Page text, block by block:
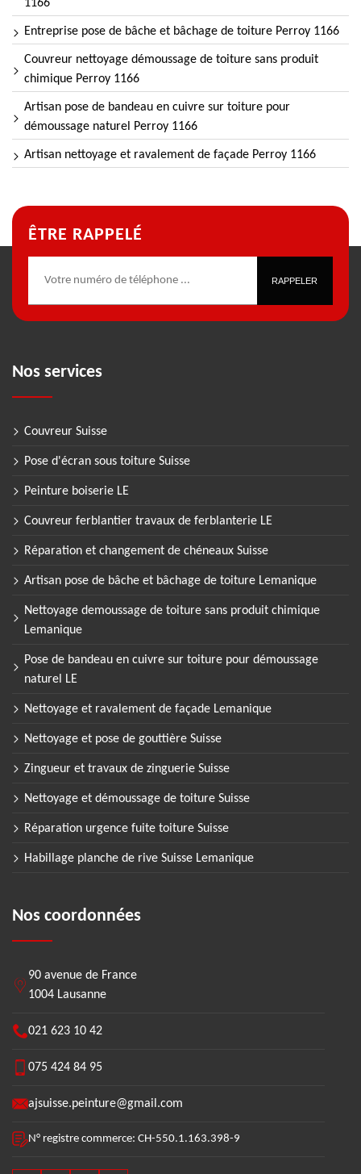
1166
Entreprise pose de bâche et bâchage de toiture Perroy 1166
Couvreur nettoyage démoussage de toiture sans produit
chimique Perroy 1166
Artisan pose de bandeau en cuivre sur toiture pour
démoussage naturel Perroy 1166
Artisan nettoyage et ravalement de façade Perroy 1166
ÊTRE RAPPELÉ
Nos services
Couvreur Suisse
Pose d'écran sous toiture Suisse
Peinture boiserie LE
Couvreur ferblantier travaux de ferblanterie LE
Réparation et changement de chéneaux Suisse
Artisan pose de bâche et bâchage de toiture Lemanique
Nettoyage demoussage de toiture sans produit chimique
Lemanique
Pose de bandeau en cuivre sur toiture pour démoussage
naturel LE
Nettoyage et ravalement de façade Lemanique
Nettoyage et pose de gouttière Suisse
Zingueur et travaux de zinguerie Suisse
Nettoyage et démoussage de toiture Suisse
Réparation urgence fuite toiture Suisse
Habillage planche de rive Suisse Lemanique
Nos coordonnées
90 avenue de France
1004 Lausanne
021 623 10 42
075 424 84 95
ajsuisse.peinture@gmail.com
N° registre commerce: CH-550.1.163.398-9